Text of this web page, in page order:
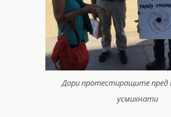
Дори протестиращите пред
усмихнати